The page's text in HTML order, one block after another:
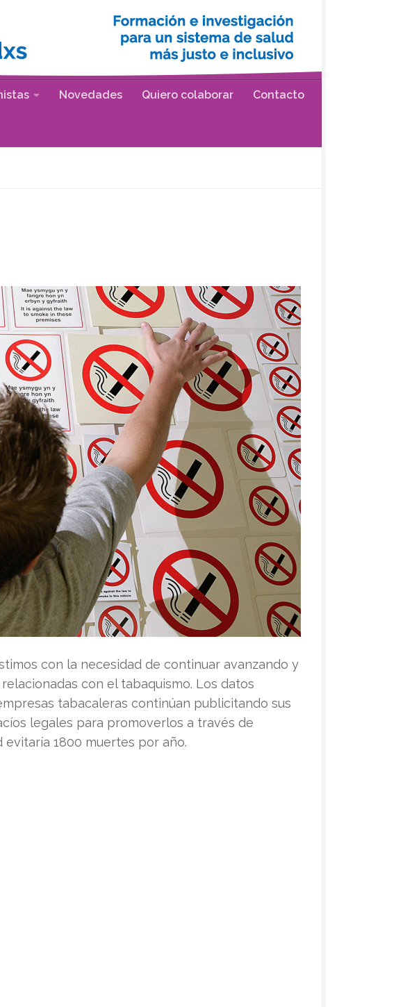
Novedades Quiero colaborar Contacto
con la necesidad de continuar avanzando y
con el tabaquismo. Los datos
tabacaleras continúan publicitando sus
legales para promoverlos a través de
1800 muertes por año.